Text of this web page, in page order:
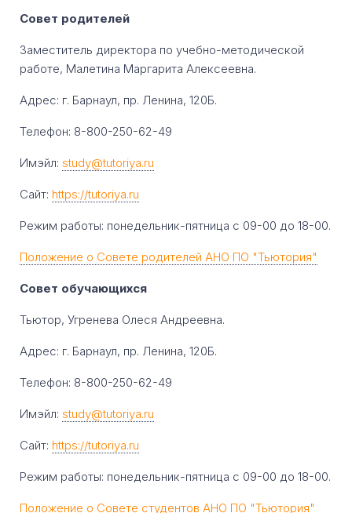
Совет родителей
Заместитель директора по учебно-методической
работе, Малетина Маргарита Алексеевна.
Адрес: г. Барнаул, пр. Ленина, 120Б.
Телефон: 8-800-250-62-49
Имэйл: study@tutoriya.ru
Сайт: https://tutoriya.ru
Режим работы: понедельник-пятница с 09-00 до 18-00.
Положение о Совете родителей АНО ПО "Тьютория"
Совет обучающихся
Тьютор, Угренева Олеся Андреевна.
Адрес: г. Барнаул, пр. Ленина, 120Б.
Телефон: 8-800-250-62-49
Имэйл: study@tutoriya.ru
Сайт: https://tutoriya.ru
Режим работы: понедельник-пятница с 09-00 до 18-00.
Положение о Совете студентов АНО ПО "Тьютория"